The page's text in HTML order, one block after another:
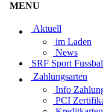
MENU
Aktuell
im Laden
News
SRF Sport
Zahlungsarten
Info
PCI